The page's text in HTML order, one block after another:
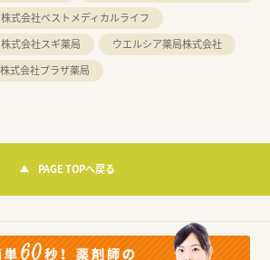
株式会社ベストメディカルライフ
株式会社スギ薬局
ウエルシア薬局株式会社
株式会社プラザ薬局
PAGE TOPへ戻る